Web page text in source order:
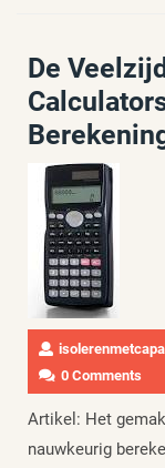
De
0 Comments
Artikel: Het
nauwkeurig